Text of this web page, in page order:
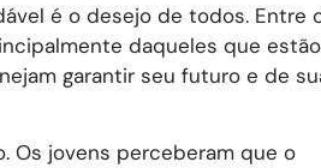
é o desejo de todos. Entre
daqueles que estão
garantir seu futuro e de
Os jovens perceberam que o